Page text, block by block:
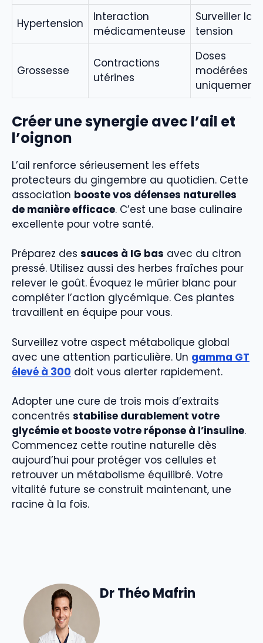
Hypertension
Interaction
médicamenteuse
Surveiller la
tension
Grossesse
Contractions
utérines
Doses
modérées
uniquement
Créer une synergie avec l’ail et
l’oignon
L’ail renforce sérieusement les effets
protecteurs du gingembre au quotidien. Cette
association booste vos défenses naturelles
de manière efficace. C’est une base culinaire
excellente pour votre santé.
Préparez des sauces à IG bas avec du citron
pressé. Utilisez aussi des herbes fraîches pour
relever le goût. Évoquez le mûrier blanc pour
compléter l’action glycémique. Ces plantes
travaillent en équipe pour vous.
Surveillez votre aspect métabolique global
avec une attention particulière. Un gamma GT
élevé à 300 doit vous alerter rapidement.
Adopter une cure de trois mois d’extraits
concentrés stabilise durablement votre
glycémie et booste votre réponse à l’insuline.
Commencez cette routine naturelle dès
aujourd’hui pour protéger vos cellules et
retrouver un métabolisme équilibré. Votre
vitalité future se construit maintenant, une
racine à la fois.
Dr Théo Mafrin